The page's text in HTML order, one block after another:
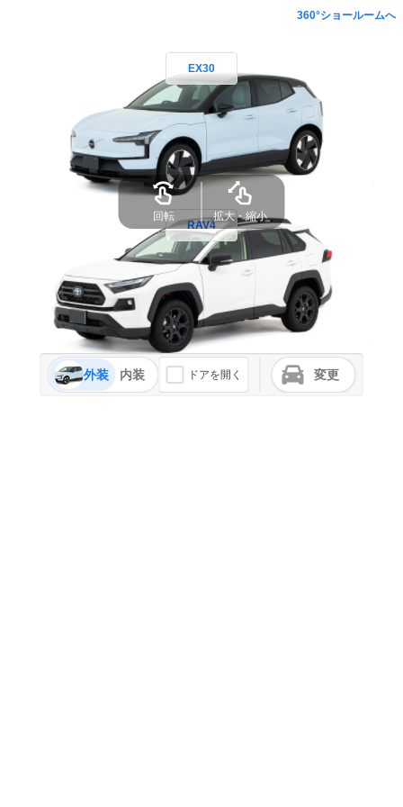
360°ショールームへ
EX30
RAV4
外装 内装 ドアを開く 変更
回転 拡大・縮小